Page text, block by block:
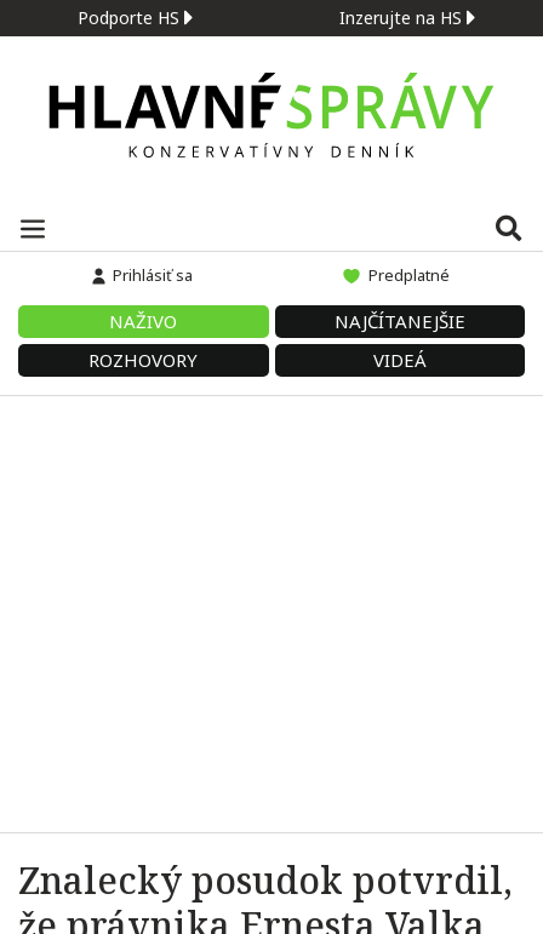
Podporte HS Inzerujte na HS
Prihlásiť sa Predplatné
NAŽIVO
NAJČÍTANEJŠIE
ROZHOVORY
VIDEÁ
Znalecký posudok potvrdil,